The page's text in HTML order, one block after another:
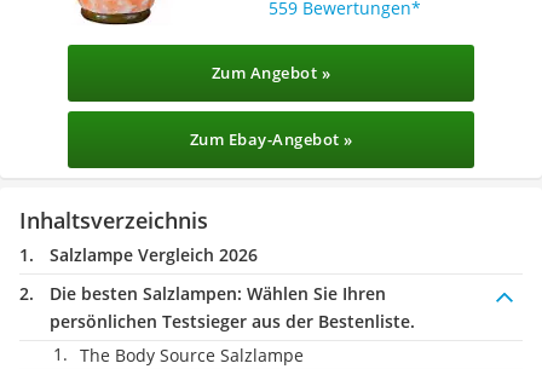
559 Bewertungen
Zum Angebot »
Zum Ebay-Angebot »
Inhaltsverzeichnis
Salzlampe Vergleich 2026
Die besten Salzlampen: Wählen Sie Ihren
persönlichen Testsieger aus der Bestenliste.
The Body Source Salzlampe